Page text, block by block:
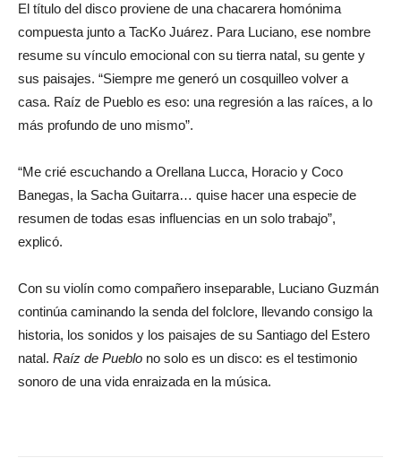
El título del disco proviene de una chacarera homónima
compuesta junto a TacKo Juárez. Para Luciano, ese nombre
resume su vínculo emocional con su tierra natal, su gente y
sus paisajes. “Siempre me generó un cosquilleo volver a
casa. Raíz de Pueblo es eso: una regresión a las raíces, a lo
más profundo de uno mismo”.
“Me crié escuchando a Orellana Lucca, Horacio y Coco
Banegas, la Sacha Guitarra… quise hacer una especie de
resumen de todas esas influencias en un solo trabajo”,
explicó.
Con su violín como compañero inseparable, Luciano Guzmán
continúa caminando la senda del folclore, llevando consigo la
historia, los sonidos y los paisajes de su Santiago del Estero
natal. Raíz de Pueblo no solo es un disco: es el testimonio
sonoro de una vida enraizada en la música.